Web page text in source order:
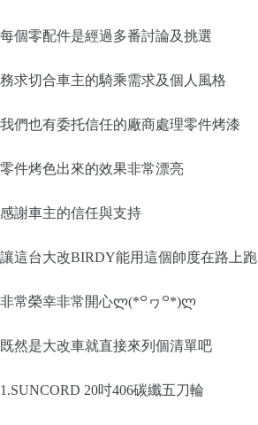
每個零配件是經過多番討論及挑選
務求切合車主的騎乘需求及個人風格
我們也有委托信任的廠商處理零件烤漆
零件烤色出來的效果非常漂亮
感謝車主的信任與支持
讓這台大改BIRDY能用這個帥度在路上跑
非常榮幸非常開心ლ(*꒪ヮ꒪*)ლ
既然是大改車就直接來列個清單吧
1.SUNCORD 20吋406碳纖五刀輪